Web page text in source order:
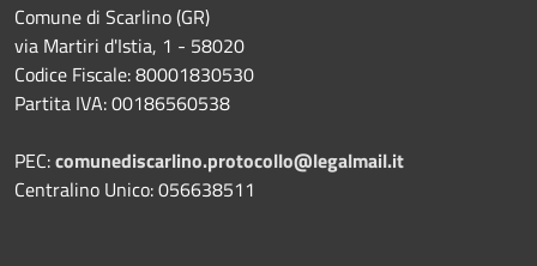
Comune di Scarlino (GR)
via Martiri d'Istia, 1 - 58020
Codice Fiscale: 80001830530
Partita IVA: 00186560538
PEC:comunediscarlino.protocollo@legalmail.it
Centralino Unico: 056638511